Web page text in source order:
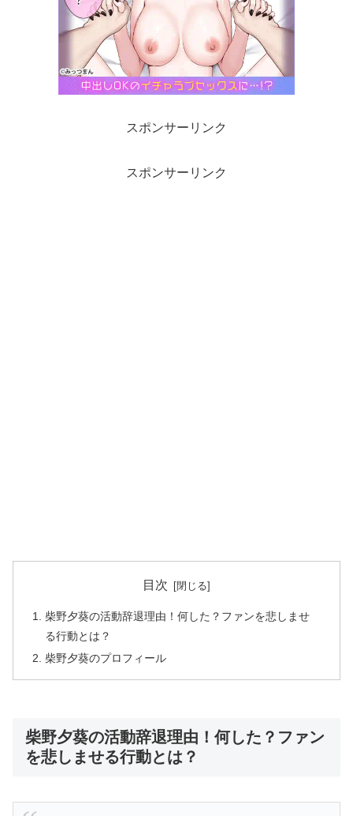
スポンサーリンク
スポンサーリンク
目次
柴野夕葵の活動辞退理由！何した？ファンを悲しませ
る行動とは？
柴野夕葵のプロフィール
柴野夕葵の活動辞退理由！何した？ファン
を悲しませる行動とは？